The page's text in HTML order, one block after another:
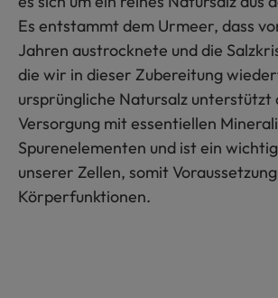
Es entstammt dem Urmeer, dass
Jahren austrocknete und die
die wir in dieser Zubereitung
ursprüngliche Natursalz unterstützt
Versorgung mit essentiellen
Spurenelementen und ist ein
unserer Zellen, somit
Körperfunktionen.